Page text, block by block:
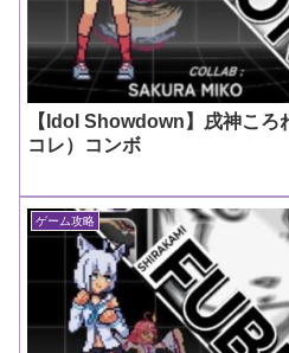
【Idol Showdown】戌神ころ
コレ）コンボ
ゲーム攻略